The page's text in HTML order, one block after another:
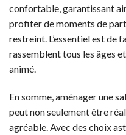
confortable, garantissant
profiter de moments de
restreint. L’essentiel est de
rassemblent tous les âges
animé.
En somme, aménager une
peut non seulement être
agréable. Avec des choix